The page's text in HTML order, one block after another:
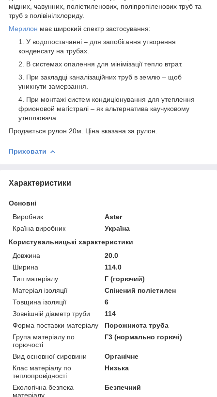
мідних, чавунних, поліетиленових, поліпропіленових труб та
труб з полівінілхлориду.
Мерилон має широкий спектр застосування:
У водопостачанні – для запобігання утворення
конденсату на трубах.
В системах опалення для мінімізації тепло втрат.
При закладці каналізаційних труб в землю – щоб
уникнути замерзання.
При монтажі систем кондиціонування для утеплення
фрионовой магістралі – як альтернатива каучуковому
утеплювача.
Продається рулон 20м. Ціна вказана за рулон.
Приховати
Характеристики
Основні
Виробник
Aster
Країна виробник
Україна
Користувальницькі характеристики
Довжина
20.0
Ширина
114.0
Тип матеріалу
Г (горючий)
Матеріал ізоляції
Спінений поліетилен
Товщина ізоляції
6
Зовнішній діаметр труби
114
Форма поставки матеріалу
Порожниста труба
Група матеріалу по
горючості
Г3 (нормально горючі)
Вид основної сировини
Органічне
Клас матеріалу по
теплопровідності
Низька
Екологічна безпека
матеріалу
Безпечний